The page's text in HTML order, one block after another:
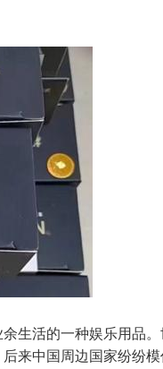
生活的一种娱乐用
来中国周边国家纷纷